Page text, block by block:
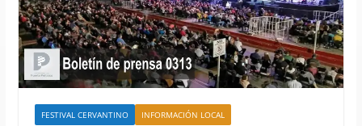
FESTIVAL CERVANTINO INFORMACIÓN LOCAL